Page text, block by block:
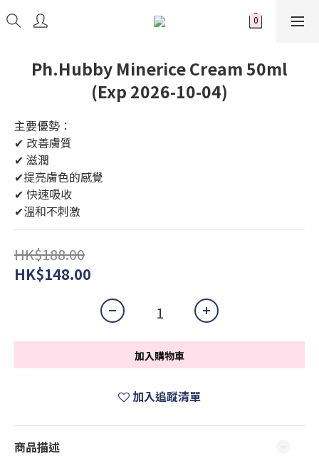
Ph.Hubby Minerice Cream 50ml
(Exp 2026-10-04)
主要優勢：
✔ 改善膚質
✔ 滋潤
✔提亮膚色的感覺
✔ 快速吸收
✔溫和不刺激
HK$188.00
HK$148.00
加入購物車
加入追蹤清單
商品描述